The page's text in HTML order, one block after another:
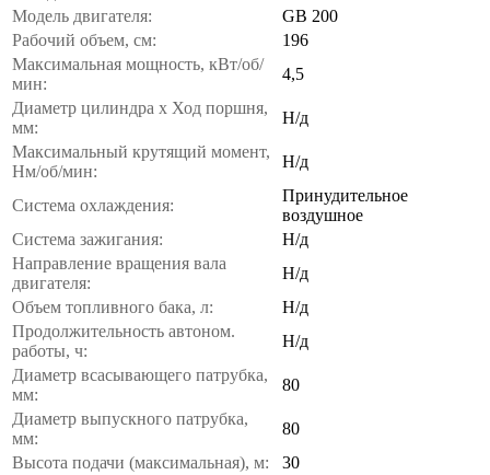
Модель двигателя:
GB 200
Рабочий объем, см:
196
Максимальная мощность, кВт/об/
мин:
4,5
Диаметр цилиндра х Ход поршня,
мм:
Н/д
Максимальный крутящий момент,
Нм/об/мин:
Н/д
Система охлаждения:
Принудительное
воздушное
Система зажигания:
Н/д
Направление вращения вала
двигателя:
Н/д
Объем топливного бака, л:
Н/д
Продолжительность автоном.
работы, ч:
Н/д
Диаметр всасывающего патрубка,
мм:
80
Диаметр выпускного патрубка,
мм:
80
Высота подачи (максимальная), м:
30